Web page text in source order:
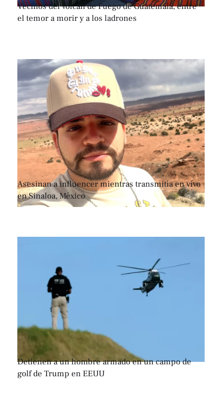
Vecinos del volcán de Fuego de Guatemala, entre
el temor a morir y a los ladrones
Asesinan a influencer mientras transmitía en vivo
en Sinaloa, México
Detienen a un hombre armado en un campo de
golf de Trump en EEUU